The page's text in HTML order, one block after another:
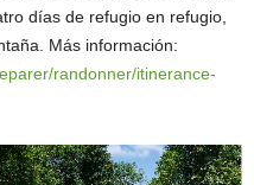
días de refugio en refugio,
Más información:
randonner/itinerance-